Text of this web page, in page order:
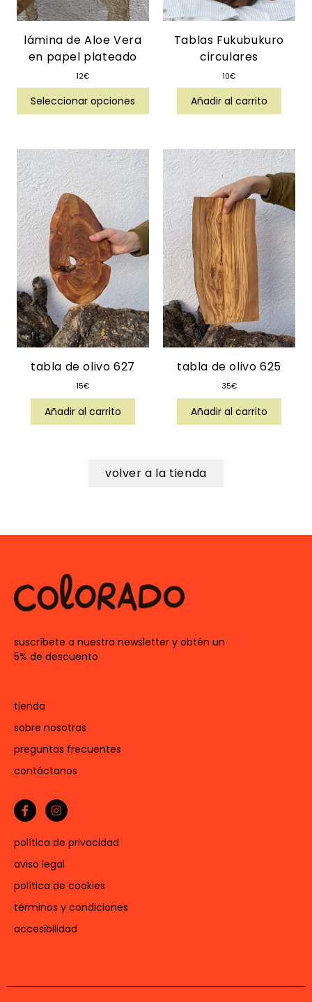
lámina de Aloe Vera
en papel plateado
12€
Seleccionar opciones
Tablas Fukubukuro
circulares
10€
Añadir al carrito
tabla de olivo 627
15€
Añadir al carrito
tabla de olivo 625
35€
Añadir al carrito
volver a la tienda
suscríbete a nuestra newsletter y obtén un
5% de descuento
tienda
sobre nosotras
preguntas frecuentes
contáctanos
política de privacidad
aviso legal
política de cookies
términos y condiciones
accesibilidad